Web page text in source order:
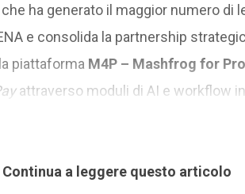
ha generato il maggior numero di
e consolida la partnership
piattaforma M4P – Mashfrog for
attraverso moduli di AI e workflow
Continua a leggere questo articolo